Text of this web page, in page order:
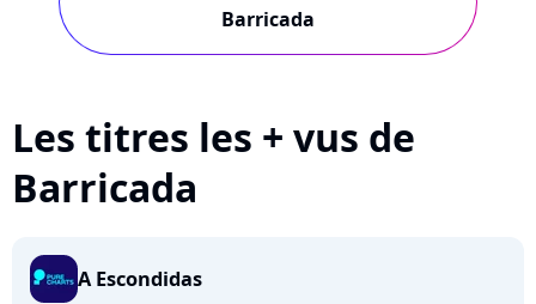
Barricada
Les titres les + vus de
Barricada
A Escondidas